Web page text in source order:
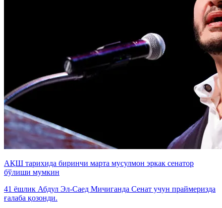
АҚШ тарихида биринчи марта мусулмон эркак сенатор
бўлиши мумкин
41 ёшлик Абдул Эл-Саед Мичиганда Сенат учун праймеризда
ғалаба қозонди.